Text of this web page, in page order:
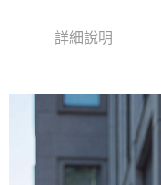
１．簡單：不需註冊會員、
２．便利：只要手機號碼，
【「AFTEE先享後付」結帳
１．於結帳方式選擇「
結帳頁面，進行簡訊認證並
２．訂單成立數日內，您將
３．收到繳費通知簡訊後14
ATM／網路銀行／等多元方
全家--滿2000元免運
付款後全家取貨---滿
每筆NT$60，滿
每筆NT$60，滿
詳細說明